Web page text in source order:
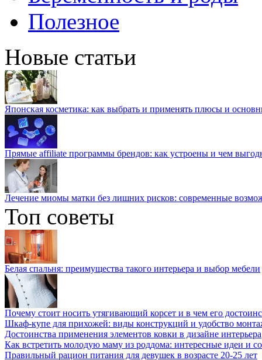
Полезное
Новые статьи
Японская косметика: как выбрать и применять плюсы и
Прямые affiliate программы брендов: как устроены и чем
Лечение миомы матки без лишних рисков: современные
Топ советы
Белая спальня: преимущества такого интерьера и выбор мебели
Почему стоит носить утягивающий корсет и в чем его
Шкаф-купе для прихожей: виды конструкций и удобство
Достоинства применения элементов ковки в дизайне интерьера
Как встретить молодую маму из роддома: интересные идеи и
Правильный рацион питания для девушек в возрасте 20-25 лет